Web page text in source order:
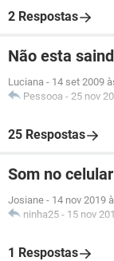
2 Respostas
Não esta
Luciana - 14 set 2009
Pessooa - 25 nov
25 Respostas
Som no
Josiane - 14 nov 2019
ninha25 - 15 nov
1 Respostas